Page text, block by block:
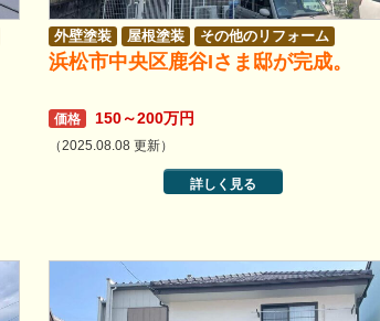
浜松市中央区鹿谷Iさま邸が完成。
価格 150～200万円
（2025.08.08 更新）
詳しく見る
外壁塗装 屋根塗装 その他のリフォーム